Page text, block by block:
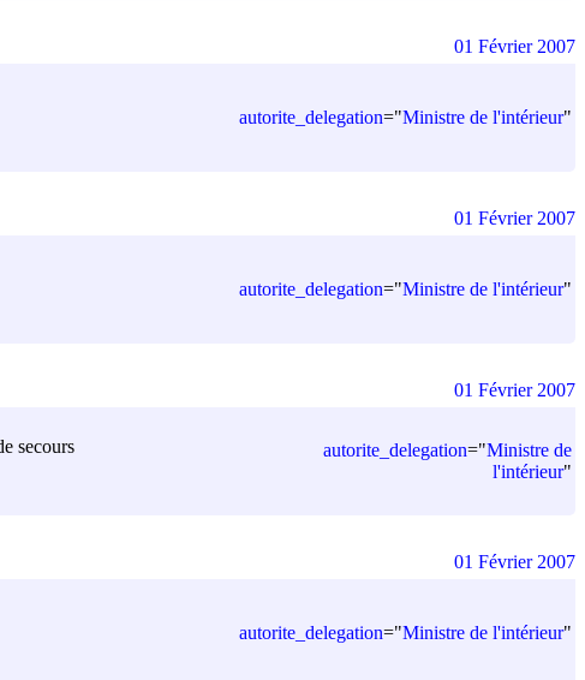
autorite_delegation="Ministre de l'intérieur"
01 Février 2007
autorite_delegation="Ministre de l'intérieur"
01 Février 2007
secours
autorite_delegation="Ministre de
l'intérieur"
01 Février 2007
autorite_delegation="Ministre de l'intérieur"
01 Février 2007